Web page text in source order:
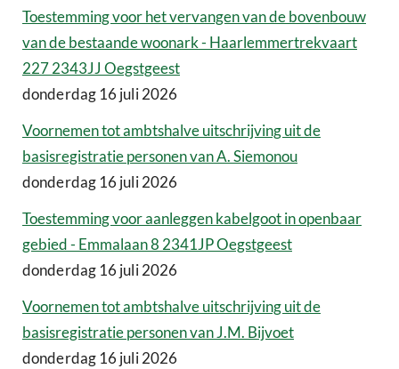
Toestemming voor het vervangen van de bovenbouw
van de bestaande woonark - Haarlemmertrekvaart
227 2343JJ Oegstgeest
donderdag 16 juli 2026
Voornemen tot ambtshalve uitschrijving uit de
basisregistratie personen van A. Siemonou
donderdag 16 juli 2026
Toestemming voor aanleggen kabelgoot in openbaar
gebied - Emmalaan 8 2341JP Oegstgeest
donderdag 16 juli 2026
Voornemen tot ambtshalve uitschrijving uit de
basisregistratie personen van J.M. Bijvoet
donderdag 16 juli 2026